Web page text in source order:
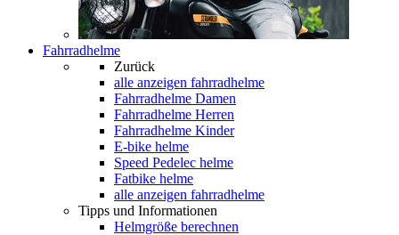
Fahrradhelme
Zurück
alle anzeigen fahrradhelme
Fahrradhelme Damen
Fahrradhelme Herren
Fahrradhelme Kinder
E-bike helme
Speed Pedelec helme
Fatbike helme
alle anzeigen fahrradhelme
Tipps und Informationen
Helmgröße berechnen